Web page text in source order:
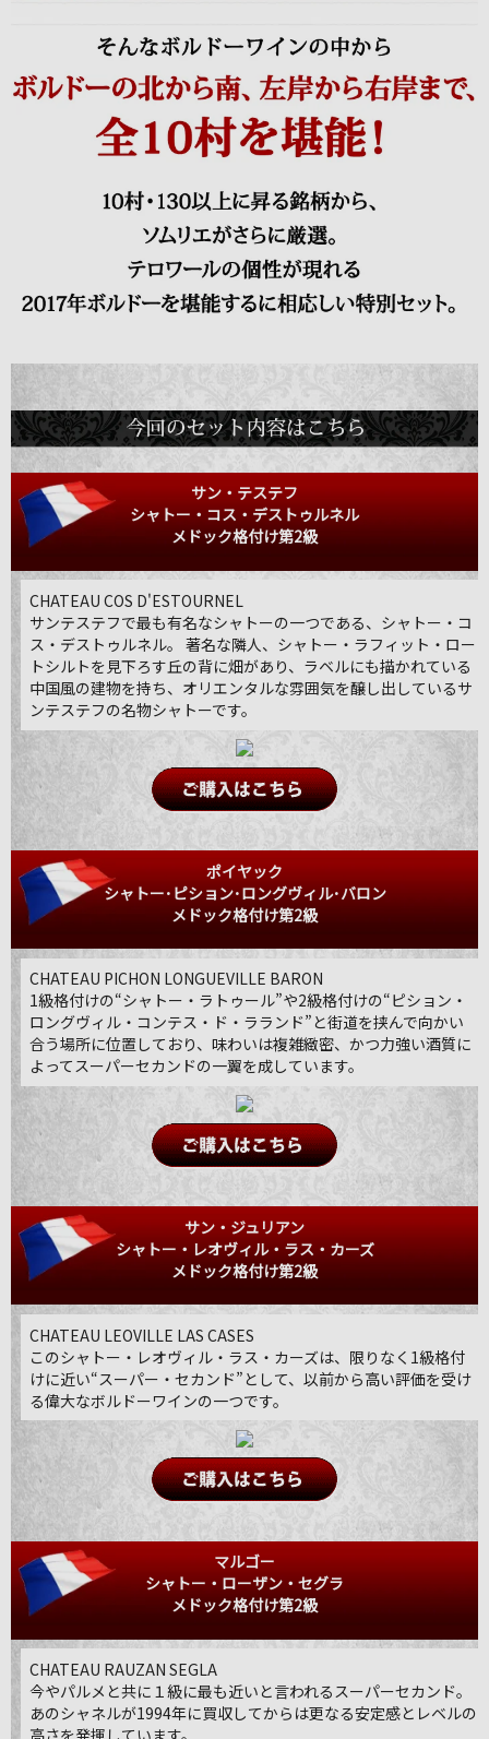
サン・テステフ
シャトー・コス・デストゥルネル
メドック格付け第2級
CHATEAU COS D'ESTOURNEL
サンテステフで最も有名なシャトーの一つである、シャトー・コ
ス・デストゥルネル。 著名な隣人、シャトー・ラフィット・ロー
トシルトを見下ろす丘の背に畑があり、ラベルにも描かれている
中国風の建物を持ち、オリエンタルな雰囲気を醸し出しているサ
ンテステフの名物シャトーです。
ポイヤック
シャトー･ピション･ロングヴィル･バロン
メドック格付け第2級
CHATEAU PICHON LONGUEVILLE BARON
1級格付けの“シャトー・ラトゥール”や2級格付けの“ピション・
ロングヴィル・コンテス・ド・ラランド”と街道を挟んで向かい
合う場所に位置しており、味わいは複雑緻密、かつ力強い酒質に
よってスーパーセカンドの一翼を成しています。
サン・ジュリアン
シャトー・レオヴィル・ラス・カーズ
メドック格付け第2級
CHATEAU LEOVILLE LAS CASES
このシャトー・レオヴィル・ラス・カーズは、限りなく1級格付
けに近い“スーパー・セカンド”として、以前から高い評価を受け
る偉大なボルドーワインの一つです。
マルゴー
シャトー・ローザン・セグラ
メドック格付け第2級
CHATEAU RAUZAN SEGLA
今やパルメと共に１級に最も近いと言われるスーパーセカンド。
あのシャネルが1994年に買収してからは更なる安定感とレベルの
高さを発揮しています。